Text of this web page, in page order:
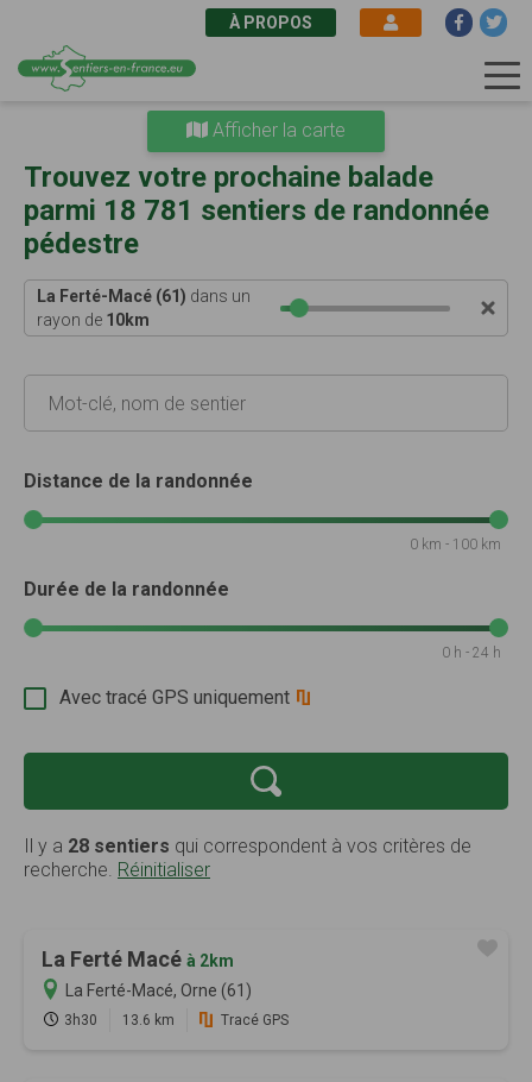
principal
À PROPOS
Trouvez votre prochaine balade
parmi 18 781 sentiers de randonnée
pédestre
La Ferté-Macé (61) dans un
rayon de 10km
Distance de la randonnée
0 km - 100 km
Durée de la randonnée
0 h - 24 h
Avec tracé GPS uniquement
Il y a 28 sentiers qui correspondent à vos critères de
recherche. Réinitialiser
La Ferté Macé à 2km
La Ferté-Macé, Orne (61)
3h30 13.6 km Tracé GPS
Afficher la carte